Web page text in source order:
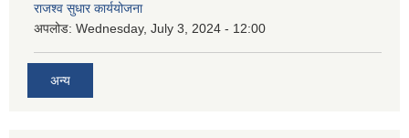
राजश्व सुधार कार्ययोजना
अपलोड: Wednesday, July 3, 2024 - 12:00
अन्य